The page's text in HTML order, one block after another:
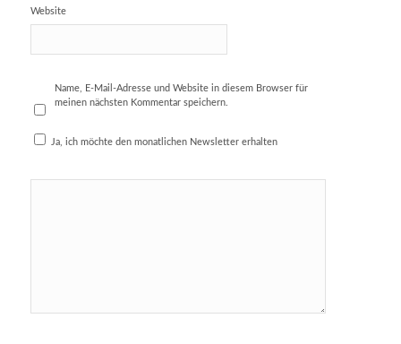
Website
Name, E-Mail-Adresse und Website in diesem Browser für
meinen nächsten Kommentar speichern.
Ja, ich möchte den monatlichen Newsletter erhalten